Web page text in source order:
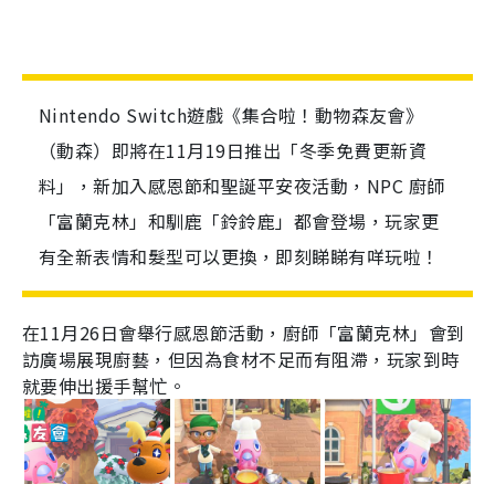
Nintendo Switch遊戲《集合啦！動物森友會》
（動森）即將在11月19日推出「冬季免費更新資
料」，新加入感恩節和聖誕平安夜活動，NPC 廚師
「富蘭克林」和馴鹿「鈴鈴鹿」都會登場，玩家更
有全新表情和髮型可以更換，即刻睇睇有咩玩啦！
在11月26日會舉行感恩節活動，廚師「富蘭克林」會到
訪廣場展現廚藝，但因為食材不足而有阻滯，玩家到時
就要伸出援手幫忙。